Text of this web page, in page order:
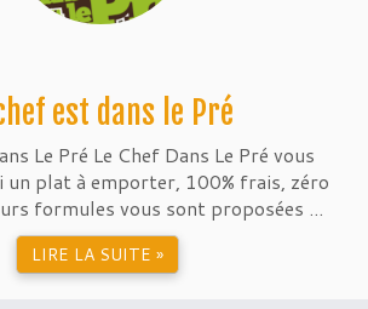
est dans le Pré
Le Pré Le Chef Dans Le Pré vous
un plat à emporter, 100% frais, zéro
formules vous sont proposées ...
LIRE LA SUITE »